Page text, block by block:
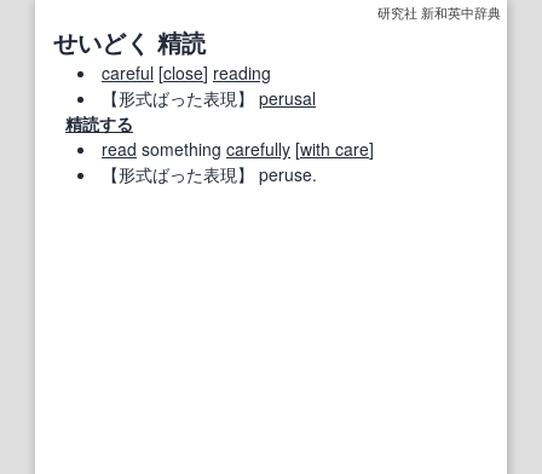
研究社 新和英中辞典
せいどく 精読
careful [close] reading
【形式ばった表現】 perusal
精読する
read something carefully [with care]
【形式ばった表現】 peruse.